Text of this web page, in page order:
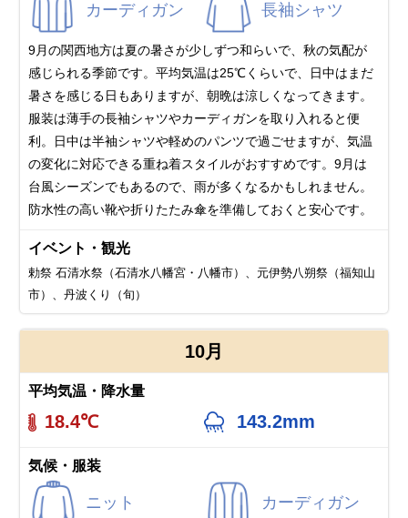
カーディガン 長袖シャツ
9月の関西地方は夏の暑さが少しずつ和らいで、秋の気配が
感じられる季節です。平均気温は25℃くらいで、日中はまだ
暑さを感じる日もありますが、朝晩は涼しくなってきます。
服装は薄手の長袖シャツやカーディガンを取り入れると便
利。日中は半袖シャツや軽めのパンツで過ごせますが、気温
の変化に対応できる重ね着スタイルがおすすめです。9月は
台風シーズンでもあるので、雨が多くなるかもしれません。
防水性の高い靴や折りたたみ傘を準備しておくと安心です。
イベント・観光
勅祭 石清水祭（石清水八幡宮・八幡市）、元伊勢八朔祭（福知山
市）、丹波くり（旬）
10月
平均気温・降水量
18.4℃ 143.2mm
気候・服装
ニット カーディガン